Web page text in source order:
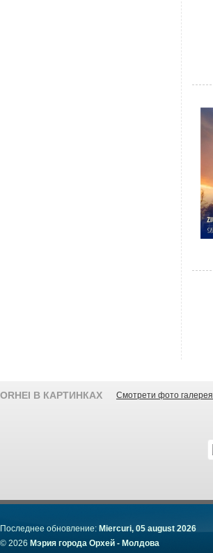
ORHEI В КАРТИНКАХ Смотрети фото галерея
Последнее обновление: Miercuri, 05 august 2026
© 2026 Мэрия города Орхей - Молдова